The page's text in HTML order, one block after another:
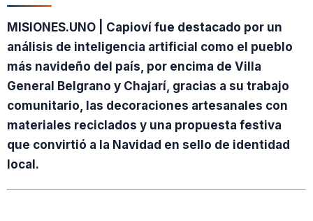
MISIONES.UNO | Capioví fue destacado por un
análisis de inteligencia artificial como el pueblo
más navideño del país, por encima de Villa
General Belgrano y Chajarí, gracias a su trabajo
comunitario, las decoraciones artesanales con
materiales reciclados y una propuesta festiva
que convirtió a la Navidad en sello de identidad
local.